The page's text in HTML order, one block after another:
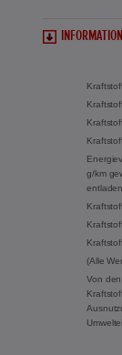
g/km
(Alle
Von